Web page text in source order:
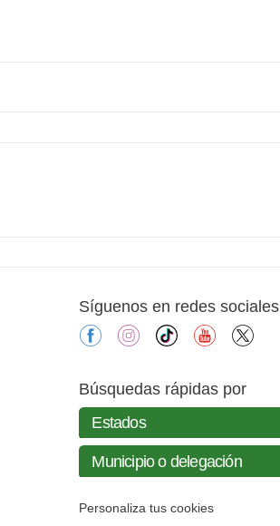
Síguenos en redes sociales
facebookinstagram
tiktok youtube
Búsquedas rápidas por
Personaliza tus cookies